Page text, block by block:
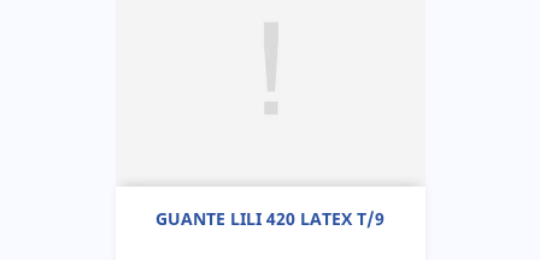
GUANTE LILI 420 LATEX T/9